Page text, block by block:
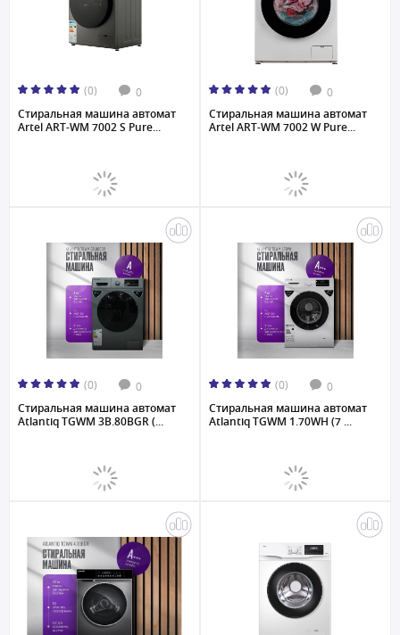
(0) 0
Стиральная машина автомат
Artel ART-WM 7002 S Pure...
(0) 0
Стиральная машина автомат
Artel ART-WM 7002 W Pure...
(0) 0
Стиральная машина автомат
Atlantiq TGWM 3B.80BGR (...
(0) 0
Стиральная машина автомат
Atlantiq TGWM 1.70WH (7 ...